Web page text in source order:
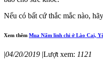
Nếu có bất cứ thắc mắc nào,
Xem thêm Mua Nấm linh chi ở Lào Cai,
|04/20/2019 |Lượt xem: 1121